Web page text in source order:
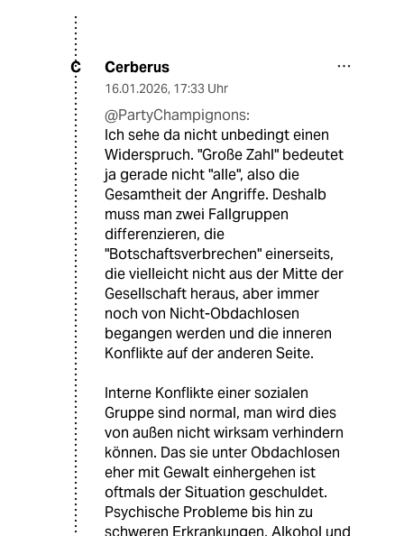
C Cerberus
16.01.2026, 17:33 Uhr
@PartyChampignons:
Ich sehe da nicht unbedingt einen
Widerspruch. "Große Zahl" bedeutet
ja gerade nicht "alle", also die
Gesamtheit der Angriffe. Deshalb
muss man zwei Fallgruppen
differenzieren, die
"Botschaftsverbrechen" einerseits,
die vielleicht nicht aus der Mitte der
Gesellschaft heraus, aber immer
noch von Nicht-Obdachlosen
begangen werden und die inneren
Konflikte auf der anderen Seite.
Interne Konflikte einer sozialen
Gruppe sind normal, man wird dies
von außen nicht wirksam verhindern
können. Das sie unter Obdachlosen
eher mit Gewalt einhergehen ist
oftmals der Situation geschuldet.
Psychische Probleme bis hin zu
schweren Erkrankungen, Alkohol und